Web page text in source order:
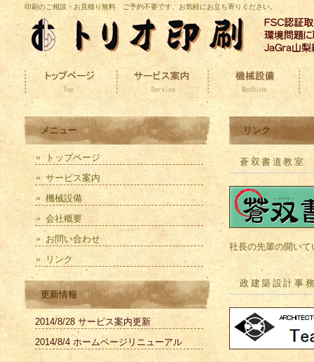
印刷のご相談・お見積り無料 ご予約不要です、お気軽にお立ち寄りください。
リンク
蒼双書道教室
社長の先輩の開い
政建築設計事
メニュー
トップページ
サービス案内
機械設備
会社概要
お問い合わせ
リンク
更新情報
2014/8/28 サービス案内更新
2014/8/4 ホームページリニューアル